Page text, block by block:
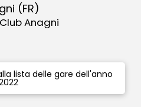
(FR)
Anagni
lista delle gare dell'anno